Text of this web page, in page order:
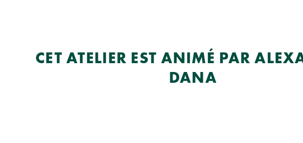
CET ATELIER EST ANIMÉ PAR
DANA